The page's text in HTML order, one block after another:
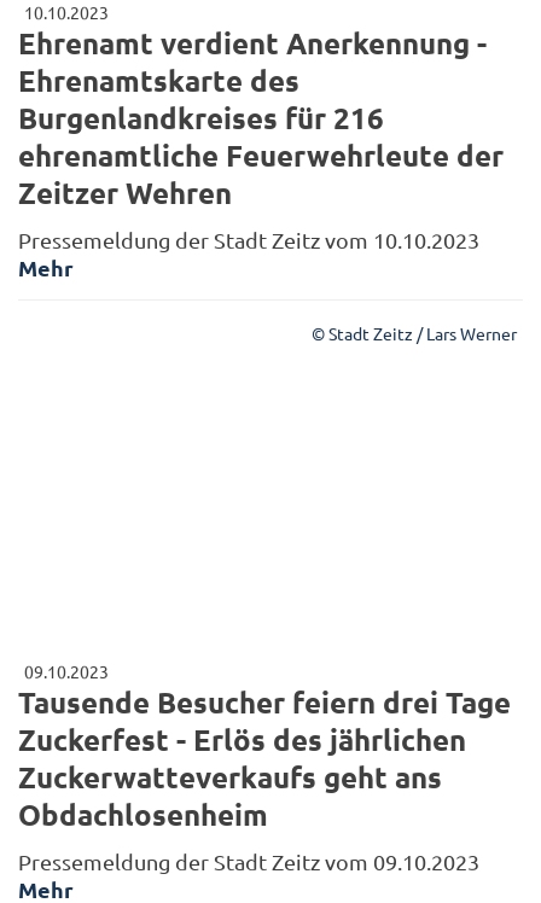
10.10.2023
Ehrenamt verdient Anerkennung -
Ehrenamtskarte des
Burgenlandkreises für 216
ehrenamtliche Feuerwehrleute der
Zeitzer Wehren
Pressemeldung der Stadt Zeitz vom 10.10.2023
Mehr
© Stadt Zeitz / Lars Werner
09.10.2023
Tausende Besucher feiern drei Tage
Zuckerfest - Erlös des jährlichen
Zuckerwatteverkaufs geht ans
Obdachlosenheim
Pressemeldung der Stadt Zeitz vom 09.10.2023
Mehr